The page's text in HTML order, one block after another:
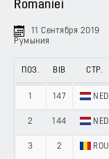
Romaniei
11 Сентября 2019
Румыния
ПОЗ. BIB СТР.
1 147 NED
2 144 NED
3 2 ROU